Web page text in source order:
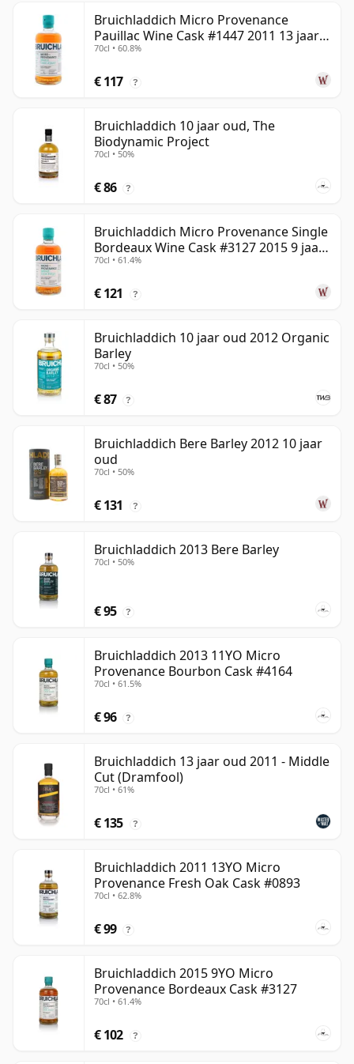
Bruichladdich Micro Provenance
Pauillac Wine Cask #1447 2011 13 jaar
oud
70cl • 60.8%
€ 117 ?
Bruichladdich 10 jaar oud, The
Biodynamic Project
70cl • 50%
€ 86 ?
Bruichladdich Micro Provenance Single
Bordeaux Wine Cask #3127 2015 9 jaar
oud
70cl • 61.4%
€ 121 ?
Bruichladdich 10 jaar oud 2012 Organic
Barley
70cl • 50%
€ 87 ?
Bruichladdich Bere Barley 2012 10 jaar
oud
70cl • 50%
€ 131 ?
Bruichladdich 2013 Bere Barley
70cl • 50%
€ 95 ?
Bruichladdich 2013 11YO Micro
Provenance Bourbon Cask #4164
70cl • 61.5%
€ 96 ?
Bruichladdich 13 jaar oud 2011 - Middle
Cut (Dramfool)
70cl • 61%
€ 135 ?
Bruichladdich 2011 13YO Micro
Provenance Fresh Oak Cask #0893
70cl • 62.8%
€ 99 ?
Bruichladdich 2015 9YO Micro
Provenance Bordeaux Cask #3127
70cl • 61.4%
€ 102 ?